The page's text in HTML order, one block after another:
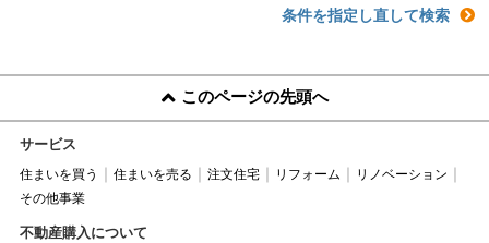
条件を指定し直して検索
このページの先頭へ
サービス
住まいを買う 住まいを売る 注文住宅 リフォーム
リノベーション
その他事業
不動産購入について